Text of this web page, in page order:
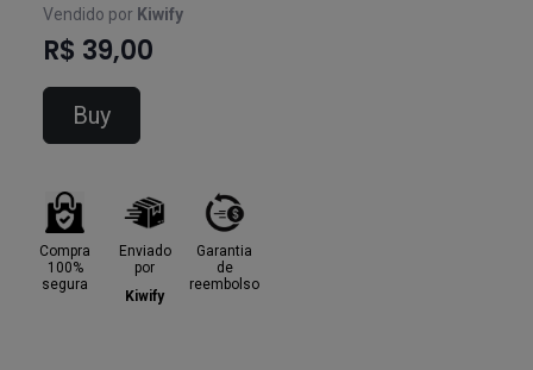
Vendido por Kiwify
R$ 39,00
Buy
Compra
100%
segura
Enviado
por
Kiwify
Garantia
de
reembolso